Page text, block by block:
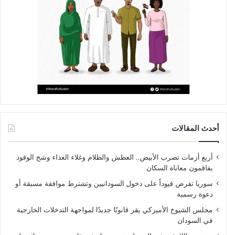
أحدث المقالات
أربع أزمات تضرب الأبيض.. العطش والظلام وغلاء الغذاء وشح الوقود
يفاقمون معاناة السكان
سوريا تفرض قيوداً على دخول السودانيين وتشترط موافقة مسبقة أو
دعوة رسمية
مجلس الشيوخ الأميركي يقر قانونًا جديدًا لمواجهة التدخلات الخارجية
في السودان